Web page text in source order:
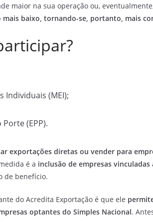
maior na sua operação ou,
mais baixo, tornando-se, portanto, mais
Individuais (MEI);
(EPP).
exportações diretas ou vender para
é a inclusão de empresas vinculadas
de benefício.
do Acredita Exportação é que ele
optantes do Simples Nacional.